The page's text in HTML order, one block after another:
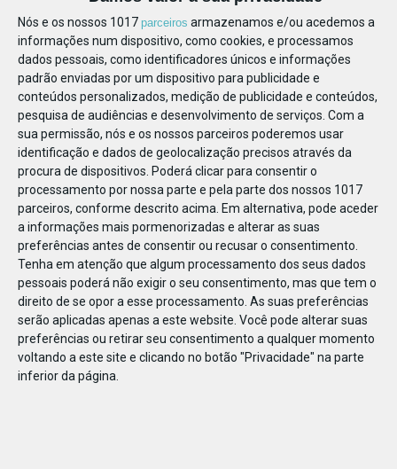
Nós e os nossos 1017 parceiros armazenamos e/ou acedemos a
informações num dispositivo, como cookies, e processamos
dados pessoais, como identificadores únicos e informações
padrão enviadas por um dispositivo para publicidade e
conteúdos personalizados, medição de publicidade e conteúdos,
pesquisa de audiências e desenvolvimento de serviços. Com a
sua permissão, nós e os nossos parceiros poderemos usar
identificação e dados de geolocalização precisos através da
procura de dispositivos. Poderá clicar para consentir o
processamento por nossa parte e pela parte dos nossos 1017
parceiros, conforme descrito acima. Em alternativa, pode aceder
a informações mais pormenorizadas e alterar as suas
preferências antes de consentir ou recusar o consentimento.
Tenha em atenção que algum processamento dos seus dados
pessoais poderá não exigir o seu consentimento, mas que tem o
direito de se opor a esse processamento. As suas preferências
serão aplicadas apenas a este website. Você pode alterar suas
preferências ou retirar seu consentimento a qualquer momento
voltando a este site e clicando no botão "Privacidade" na parte
inferior da página.
790591224650959